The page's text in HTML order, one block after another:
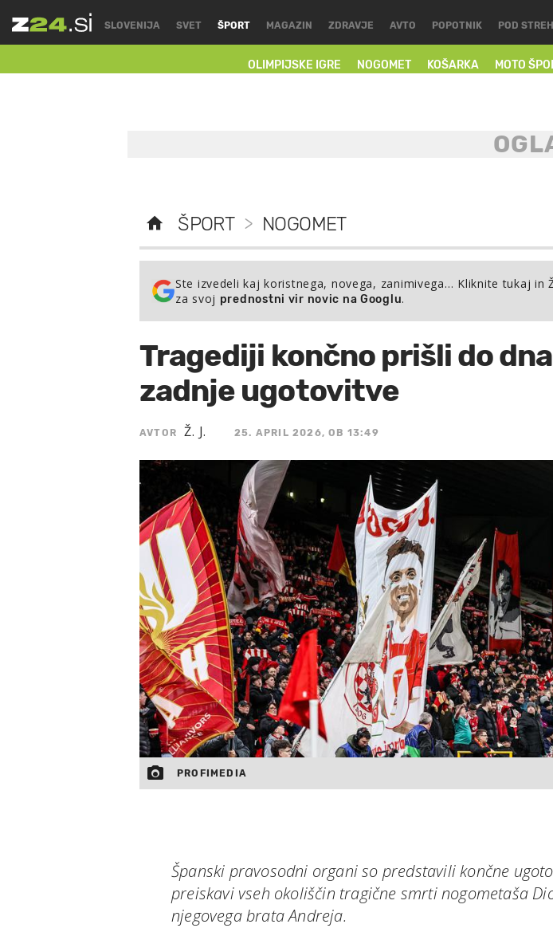
SLOVENIJA SVET ŠPORT
OLIMPIJSKE IGRE NOGOMET KOŠARKA MOTO
MAGAZIN ZDRAVJE AVTO POPOTNIK POD
ŠPORT > NOGOMET
Ste izvedeli kaj koristnega, novega, zanimivega… Kliknite tukaj in
za svoj prednostni vir novic na Googlu.
Tragediji končno prišli do
zadnje ugotovitve
AVTOR Ž. J. 25. APRIL 2026, OB 13:49
PROFIMEDIA
Španski pravosodni organi so predstavili končne
preiskavi vseh okoliščin tragične smrti nogometaša
njegovega brata Andreja.